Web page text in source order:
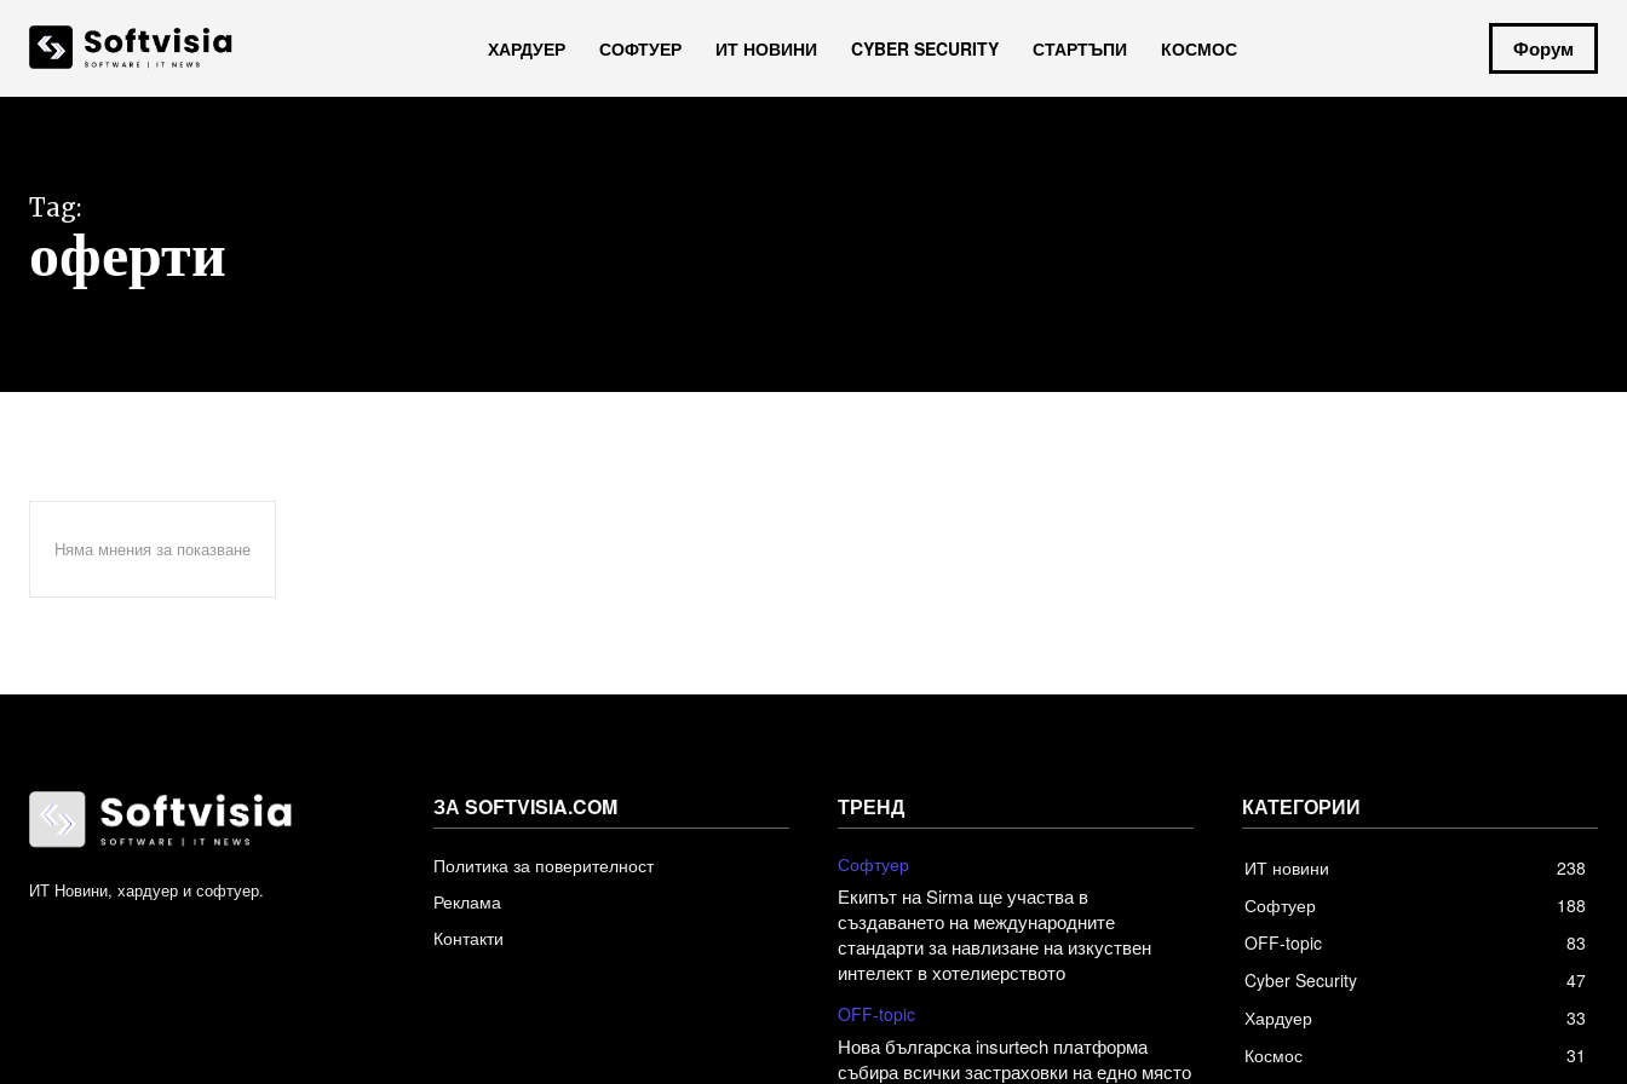
ХАРДУЕР СОФТУЕР ИТ НОВИНИ CYBER SECURITY СТАРТЪПИ КОСМОС Форум
Tag:
оферти
Няма мнения за показване
ИТ Новини, хардуер и софтуер.
ЗА SOFTVISIA.COM
Политика за поверителност
Реклама
Контакти
ТРЕНД
Софтуер
Екипът на Sirma ще участва в
създаването на международните
стандарти за навлизане на изкуствен
интелект в хотелиерството
OFF-topic
Нова българска insurtech платформа
събира всички застраховки на едно място
КАТЕГОРИИ
ИТ новини
238
Софтуер
188
OFF-topic
83
Cyber Security
47
Хардуер
33
Космос
31